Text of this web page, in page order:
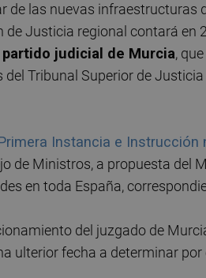
de las nuevas infraestructuras
Justicia regional contará en
judicial de Murcia,
Tribunal Superior de
Instancia e Instrucción
de Ministros, a propuesta del
en toda España,
del juzgado de
ulterior fecha a determinar